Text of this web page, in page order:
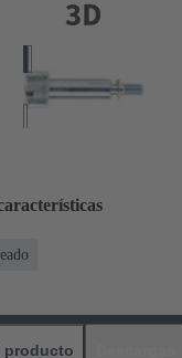
producto